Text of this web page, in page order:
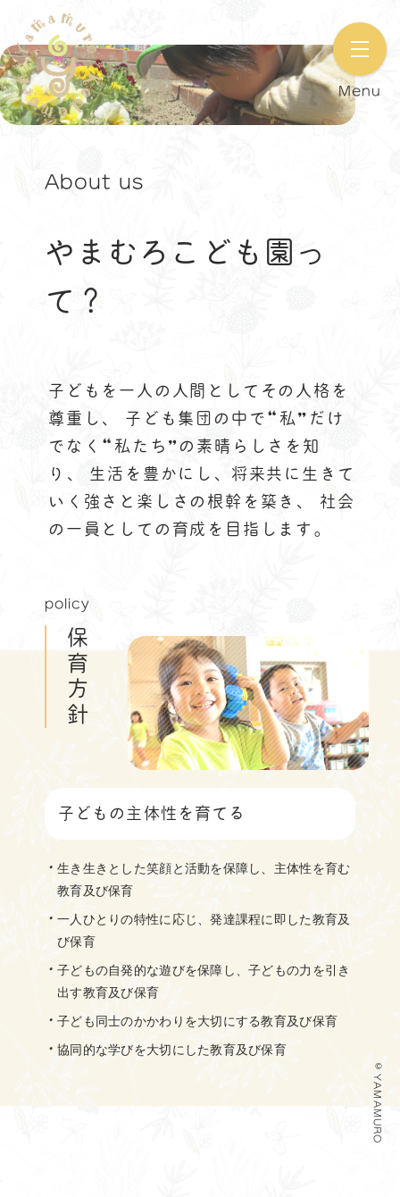
Menu
About us
やまむろこども園っ
て？
子どもを一人の人間としてその人格を
尊重し、
子ども集団の中で“私”だけ
でなく“私たち”の素晴らしさを知
り、
生活を豊かにし、将来共に生きて
いく強さと楽しさの根幹を築き、
社会
の一員としての育成を目指します。
policy
保育方針
子どもの主体性を育てる
生き生きとした笑顔と活動を保障し、主体性を育む
教育及び保育
一人ひとりの特性に応じ、発達課程に即した教育及
び保育
子どもの自発的な遊びを保障し、子どもの力を引き
出す教育及び保育
子ども同士のかかわりを大切にする教育及び保育
協同的な学びを大切にした教育及び保育
© YAMAMURO